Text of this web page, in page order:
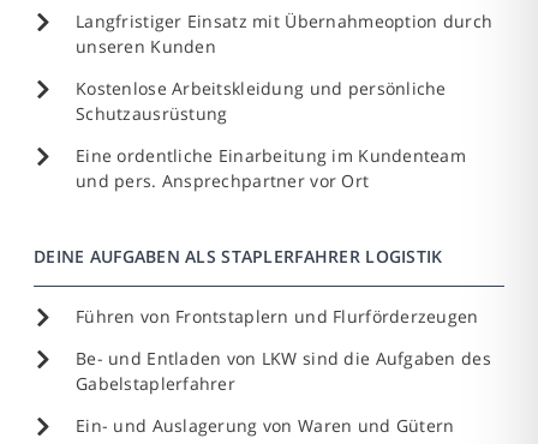
Langfristiger Einsatz mit Übernahmeoption durch
unseren Kunden
Kostenlose Arbeitskleidung und persönliche
Schutzausrüstung
Eine ordentliche Einarbeitung im Kundenteam
und pers. Ansprechpartner vor Ort
DEINE AUFGABEN ALS STAPLERFAHRER LOGISTIK
Führen von Frontstaplern und Flurförderzeugen
Be- und Entladen von LKW sind die Aufgaben des
Gabelstaplerfahrer
Ein- und Auslagerung von Waren und Gütern